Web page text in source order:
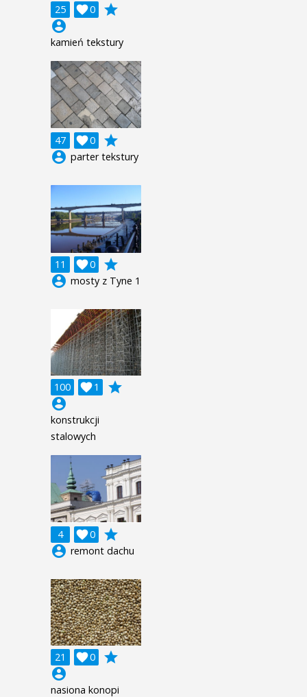
25 0

grade
account_circle
kamień tekstury
47 0

grade
account_circle parter tekstury
11 0

grade
account_circle mosty z Tyne 1
100 1

grade
account_circle
konstrukcji
stalowych
4 0

grade
account_circle remont dachu
21 0

grade
account_circle
nasiona konopi